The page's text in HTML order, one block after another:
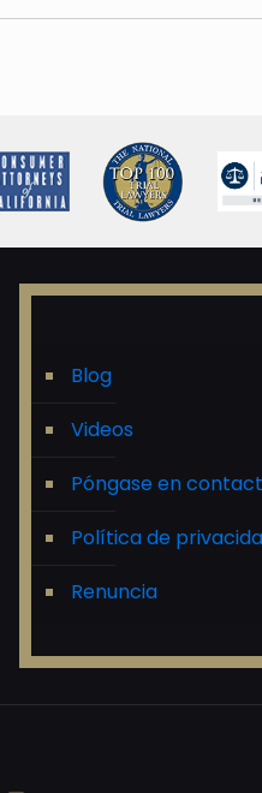
Blog
Videos
Póngase en
Política de
Renuncia